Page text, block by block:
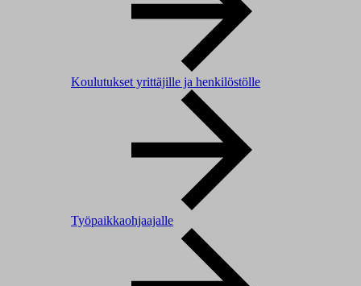
Koulutukset yrittäjille ja henkilöstölle
Työpaikkaohjaajalle